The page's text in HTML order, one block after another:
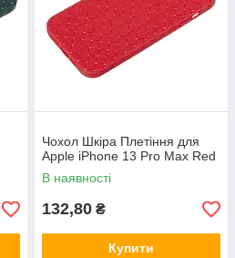
Чохол Шкіра Плетіння для
Apple iPhone 13 Pro Max Red
В наявності
132,80 ₴
Купити